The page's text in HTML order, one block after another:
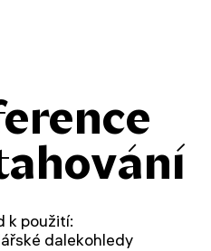
k použití:
dalekohledy